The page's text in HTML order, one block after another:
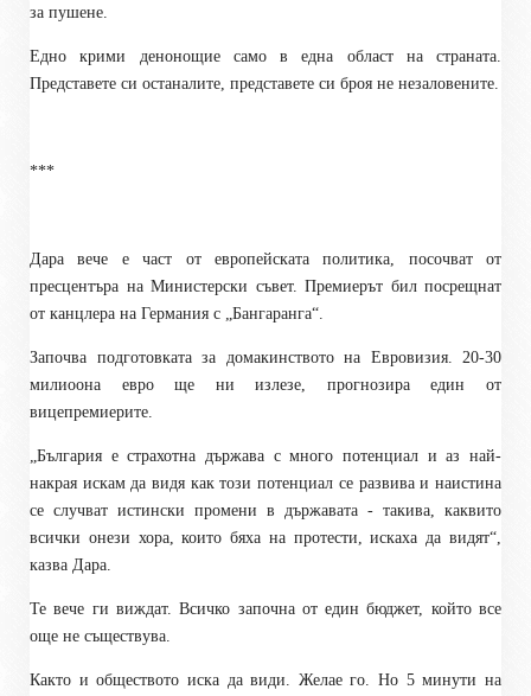
за пушене.
Едно крими денонощие само в една област на страната.
Представете си останалите, представете си броя не незаловените.
***
Дара вече е част от европейската политика, посочват от
пресцентъра на Министерски съвет. Премиерът бил посрещнат
от канцлера на Германия с „Бангаранга“.
Започва подготовката за домакинството на Евровизия. 20-30
милиоона евро ще ни излезе, прогнозира един от
вицепремиерите.
„България е страхотна държава с много потенциал и аз най-
накрая искам да видя как този потенциал се развива и наистина
се случват истински промени в държавата - такива, каквито
всички онези хора, които бяха на протести, искаха да видят“,
казва Дара.
Те вече ги виждат. Всичко започна от един бюджет, който все
още не съществува.
Както и обществото иска да види. Желае го. Но 5 минути на